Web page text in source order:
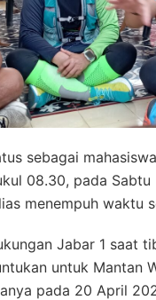
sebagai
08.30, pada
menempuh waktu
Jabar 1 saat
untuk Mantan
pada 20 April